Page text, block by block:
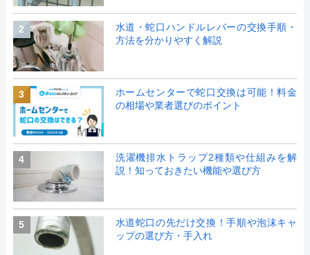
2
水道・蛇口ハンドルレバーの交換手順・
方法を分かりやすく解説
3
ホームセンターで蛇口交換は可能！料金
の相場や業者選びのポイント
4
洗濯機排水トラップ2種類や仕組みを解
説！知っておきたい機能や選び方
5
水道蛇口の先だけ交換！手順や泡沫キャ
ップの選び方・手入れ